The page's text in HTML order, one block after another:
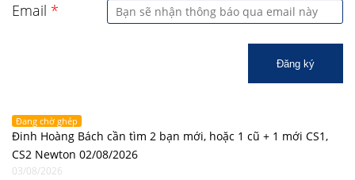
Email *
Đăng ký
Đang chờ ghép
Đinh Hoàng Bách cần tìm 2 bạn mới, hoặc 1 cũ + 1 mới CS1,
CS2 Newton 02/08/2026
03/08/2026